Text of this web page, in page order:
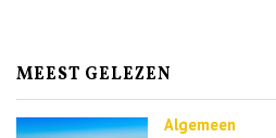
MEEST GELEZEN
Algemeen